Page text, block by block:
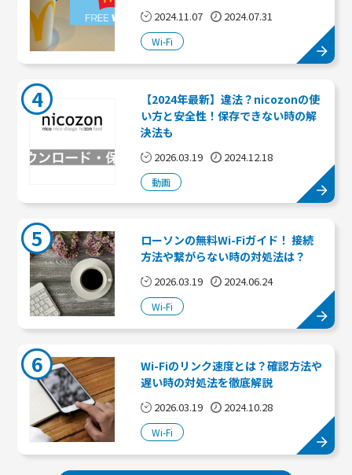
2024.11.07 2024.07.31
Wi-Fi
【2024年最新】違法？nicozonの使
い方と安全性！保存できない時の解
決法も
2026.03.19 2024.12.18
動画
4
ローソンの無料Wi-Fiガイド！ 接続
方法や繋がらない時の対処法は？
2026.03.19 2024.06.24
Wi-Fi
5
Wi-Fiのリンク速度とは？確認方法や
遅い時の対処法を徹底解説
2026.03.19 2024.10.28
Wi-Fi
6